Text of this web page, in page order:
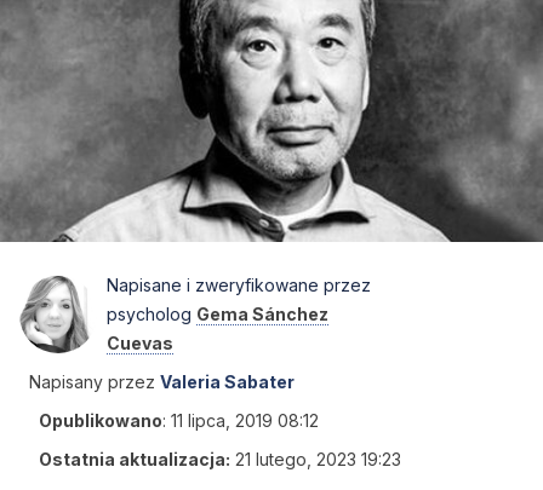
Napisane i zweryfikowane przez
psycholog Gema Sánchez
Cuevas
Napisany przez Valeria Sabater
Opublikowano: 11 lipca, 2019 08:12
Ostatnia aktualizacja: 21 lutego, 2023 19:23